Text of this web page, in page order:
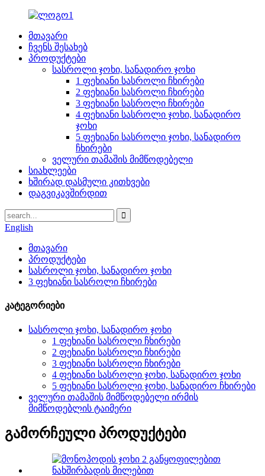
მთავარი
ჩვენს შესახებ
პროდუქტები
სასროლი ჯოხი, სანადირო ჯოხი
1 ფეხიანი სასროლი ჩხირები
2 ფეხიანი სასროლი ჩხირები
3 ფეხიანი სასროლი ჩხირები
4 ფეხიანი სასროლი ჯოხი, სანადირო
ჯოხი
5 ფეხიანი სასროლი ჯოხი, სანადირო
ჩხირები
ველური თამაშის მიმწოდებელი
სიახლეები
ხშირად დასმული კითხვები
დაგვიკავშირდით
English
მთავარი
პროდუქტები
სასროლი ჯოხი, სანადირო ჯოხი
3 ფეხიანი სასროლი ჩხირები
კატეგორიები
სასროლი ჯოხი, სანადირო ჯოხი
1 ფეხიანი სასროლი ჩხირები
2 ფეხიანი სასროლი ჩხირები
3 ფეხიანი სასროლი ჩხირები
4 ფეხიანი სასროლი ჯოხი, სანადირო ჯოხი
5 ფეხიანი სასროლი ჯოხი, სანადირო ჩხირები
ველური თამაშის მიმწოდებელი ირმის
მიმწოდებლის ტაიმერი
გამორჩეული პროდუქტები